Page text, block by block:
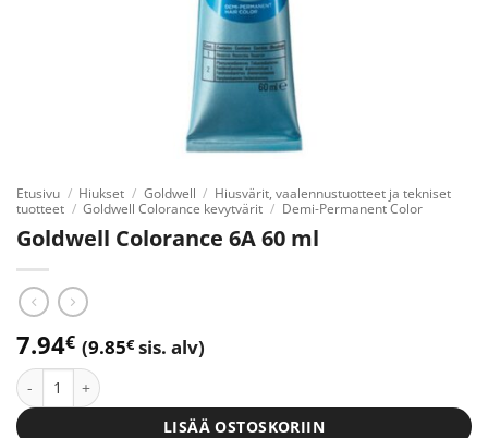
Etusivu / Hiukset / Goldwell / Hiusvärit, vaalennustuotteet ja tekniset
tuotteet / Goldwell Colorance kevytvärit / Demi-Permanent Color
Goldwell Colorance 6A 60 ml
7.94€ (9.85€sis. alv)
Goldwell Colorance 6A 60 ml määrä
LISÄÄ OSTOSKORIIN